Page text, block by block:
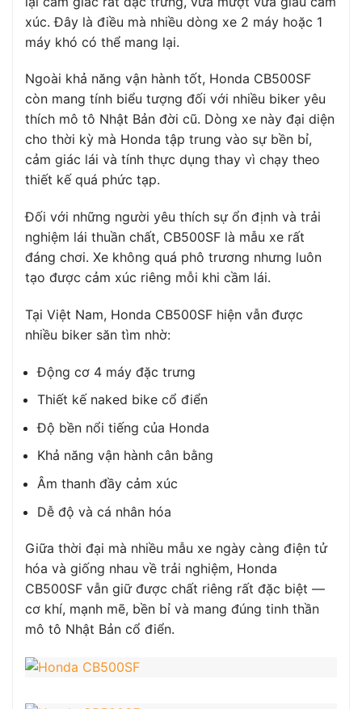
xúc. Đây là điều mà nhiều dòng xe 2 máy hoặc 1
máy khó có thể mang lại.
Ngoài khả năng vận hành tốt, Honda CB500SF
còn mang tính biểu tượng đối với nhiều biker yêu
thích mô tô Nhật Bản đời cũ. Dòng xe này đại diện
cho thời kỳ mà Honda tập trung vào sự bền bỉ,
cảm giác lái và tính thực dụng thay vì chạy theo
thiết kế quá phức tạp.
Đối với những người yêu thích sự ổn định và trải
nghiệm lái thuần chất, CB500SF là mẫu xe rất
đáng chơi. Xe không quá phô trương nhưng luôn
tạo được cảm xúc riêng mỗi khi cầm lái.
Tại Việt Nam, Honda CB500SF hiện vẫn được
nhiều biker săn tìm nhờ:
Động cơ 4 máy đặc trưng
Thiết kế naked bike cổ điển
Độ bền nổi tiếng của Honda
Khả năng vận hành cân bằng
Âm thanh đầy cảm xúc
Dễ độ và cá nhân hóa
Giữa thời đại mà nhiều mẫu xe ngày càng điện tử
hóa và giống nhau về trải nghiệm, Honda
CB500SF vẫn giữ được chất riêng rất đặc biệt —
cơ khí, mạnh mẽ, bền bỉ và mang đúng tinh thần
mô tô Nhật Bản cổ điển.